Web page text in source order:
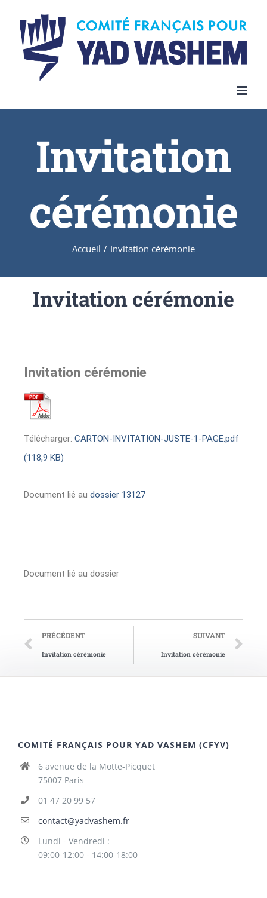
Invitation
cérémonie
Accueil / Invitation cérémonie
Invitation cérémonie
Invitation cérémonie
Télécharger: CARTON-INVITATION-JUSTE-1-PAGE.pdf
(118,9 KB)
Document lié au dossier 13127
Document lié au dossier
PRÉCÉDENT
Invitation cérémonie
SUIVANT
Invitation cérémonie
COMITÉ FRANÇAIS POUR YAD VASHEM (CFYV)
6 avenue de la Motte-Picquet
75007 Paris
01 47 20 99 57
contact@yadvashem.fr
Lundi - Vendredi :
09:00-12:00 - 14:00-18:00